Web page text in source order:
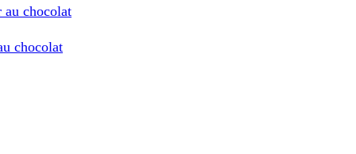
au chocolat
chocolat